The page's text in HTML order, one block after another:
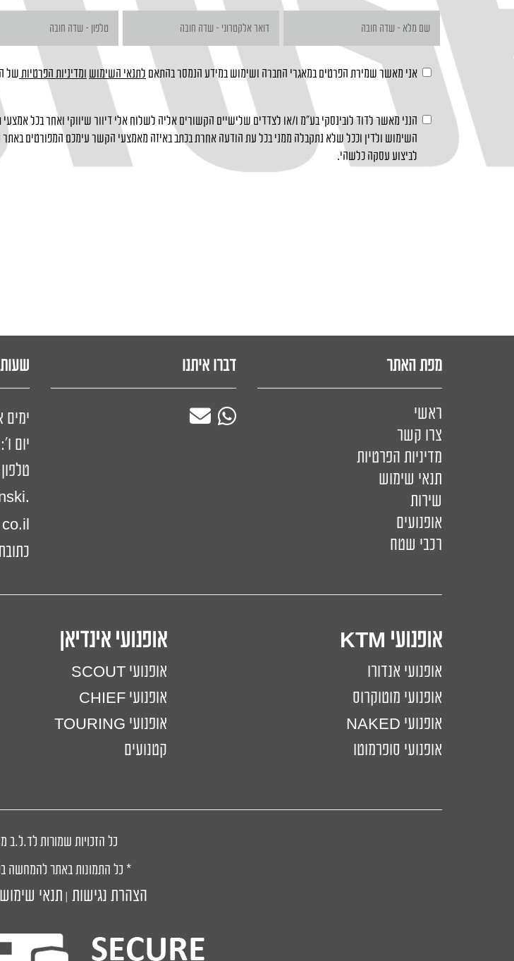
אני מאשר שמירת הפרטים במאגרי החברה ושימוש במידע הנמסר בהתאם לתנאי השימוש ומדיניות הפרטיות של
הנני מאשר לדוד לובינסקי בע"מ ו/או לצדדים שלישיים הקשורים אליה לשלוח אלי דיוור שיווקי ואחר בכל
השימוש ולדין וככל שלא נתקבלה ממני בכל עת הודעה אחרת בכתב באיזה מאמצעי הקשר עימכם המפורטים באתר
לביצוע עסקה כלשהי.
מפת האתר
ראשי
צרו קשר
מדיניות הפרטיות
תנאי שימוש
שירות
אופנועים
רכבי שטח
דברו איתנו
ימים א'-ה':
יום ו': 9:30 עד 14:30
co.il
כתובת:
אופנועי KTM
אופנועי אנדורו
אופנועי מוטוקרוס
אופנועי NAKED
אופנועי סופרמוטו
אופנועי אינדיאן
אופנועי SCOUT
אופנועי CHIEF
אופנועי TOURING
קטנועים
כל הזכויות שמורות לד.ל.ב
* כל התמונות באתר להמחשה
הצהרת נגישות תנאי שימוש